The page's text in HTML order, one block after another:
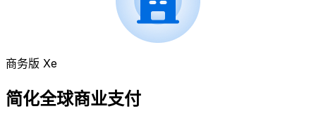
商务版 Xe
简化全球商业支付